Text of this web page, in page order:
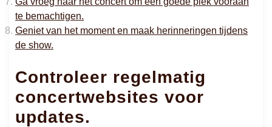
te bemachtigen.
Geniet van het moment en maak herinneringen tijdens
de show.
Controleer regelmatig
concertwebsites voor
updates.